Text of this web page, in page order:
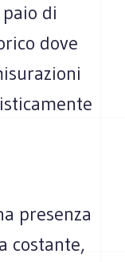
di
dove
presenza
costante,